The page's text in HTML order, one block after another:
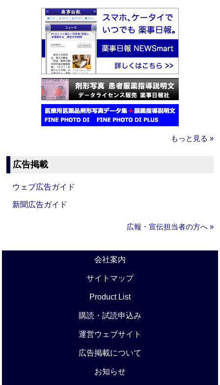
もっと見る »
広告掲載
ウェブ広告ガイド
新聞広告ガイド
広報・宣伝担当者の方へ »
会社案内
サイトマップ
Product List
購読・試読申込み
運営ウェブサイト
広告掲載について
お知らせ